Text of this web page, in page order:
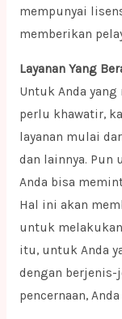
mempunyai
memberikan
Layanan Yang
Untuk Anda
perlu khawatir,
layanan mulai
dan lainnya. Pun
Anda bisa
Hal ini akan
untuk
itu, untuk Anda
dengan
pencernaan,